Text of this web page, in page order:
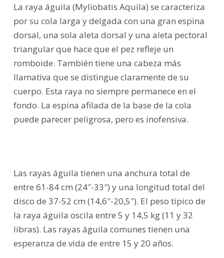
La raya águila (Myliobatis Aquila) se caracteriza
por su cola larga y delgada con una gran espina
dorsal, una sola aleta dorsal y una aleta pectoral
triangular que hace que el pez refleje un
romboide. También tiene una cabeza más
llamativa que se distingue claramente de su
cuerpo. Esta raya no siempre permanece en el
fondo. La espina afilada de la base de la cola
puede parecer peligrosa, pero es inofensiva.
Las rayas águila tienen una anchura total de
entre 61-84 cm (24″-33″) y una longitud total del
disco de 37-52 cm (14,6″-20,5″). El peso típico de
la raya águila oscila entre 5 y 14,5 kg (11 y 32
libras). Las rayas águila comunes tienen una
esperanza de vida de entre 15 y 20 años.